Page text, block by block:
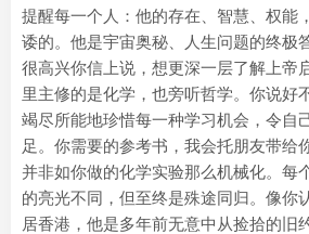
提醒每一个人：他的存在、智慧、权能
诿的。他是宇宙奥秘、人生问题的终极
很高兴你信上说，想更深一层了解上帝
里主修的是化学，也旁听哲学。你说好
竭尽所能地珍惜每一种学习机会，令自
足。你需要的参考书，我会托朋友带给
并非如你做的化学实验那么机械化。每
的亮光不同，但至终是殊途同归。像你
居香港，他是多年前无意中从捡拾的旧